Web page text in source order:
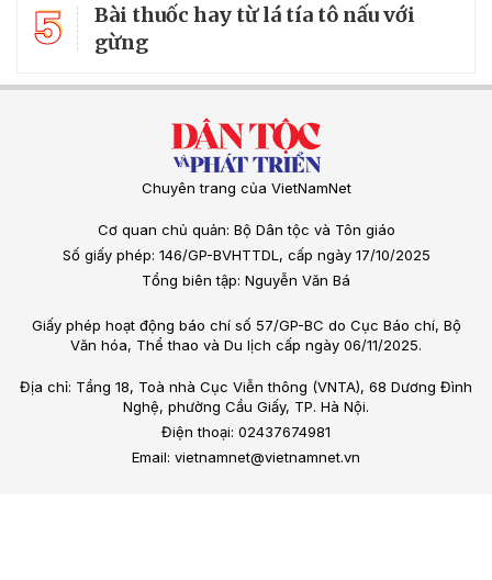
5
Bài thuốc hay từ lá tía tô nấu với
gừng
Chuyên trang của VietNamNet
Cơ quan chủ quản: Bộ Dân tộc và Tôn giáo
Số giấy phép: 146/GP-BVHTTDL, cấp ngày 17/10/2025
Tổng biên tập: Nguyễn Văn Bá
Giấy phép hoạt động báo chí số 57/GP-BC do Cục Báo chí, Bộ
Văn hóa, Thể thao và Du lịch cấp ngày 06/11/2025.
Địa chỉ: Tầng 18, Toà nhà Cục Viễn thông (VNTA), 68 Dương Đình
Nghệ, phường Cầu Giấy, TP. Hà Nội.
Điện thoại: 02437674981
Email: vietnamnet@vietnamnet.vn